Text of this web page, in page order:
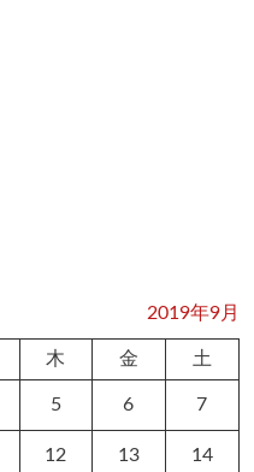
2019年9月
木 金 土
5 6 7
12 13 14